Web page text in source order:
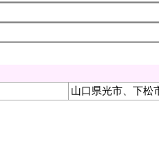
山口県光市、下松